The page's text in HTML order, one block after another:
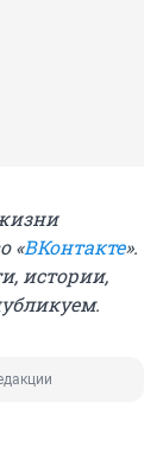
«ВКонтакте».
истории,